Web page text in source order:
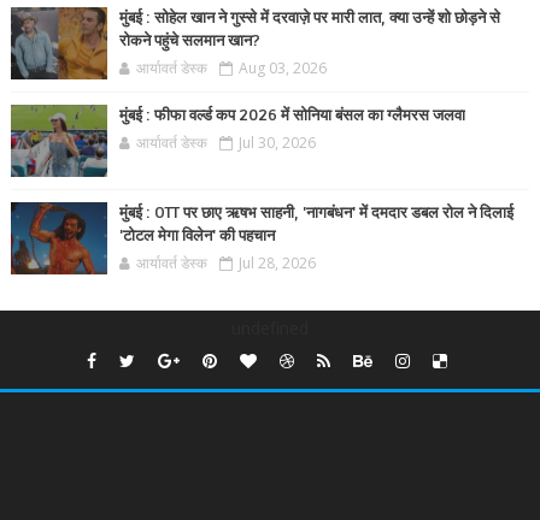
मुंबई : सोहेल खान ने गुस्से में दरवाज़े पर मारी लात, क्या उन्हें शो छोड़ने से
रोकने पहुंचे सलमान खान?
आर्यावर्त डेस्क Aug 03, 2026
मुंबई : फीफा वर्ल्ड कप 2026 में सोनिया बंसल का ग्लैमरस जलवा
आर्यावर्त डेस्क Jul 30, 2026
मुंबई : OTT पर छाए ऋषभ साहनी, 'नागबंधन' में दमदार डबल रोल ने दिलाई
'टोटल मेगा विलेन' की पहचान
आर्यावर्त डेस्क Jul 28, 2026